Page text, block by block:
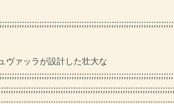
ヴァッラが設計した壮大な